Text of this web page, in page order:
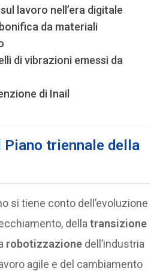
lavoro nell’era digitale
da materiali
di vibrazioni emessi da
di Inail
triennale della
si tiene conto dell’evoluzione
dellatransizione
robotizzazione dell’industria
agile e del cambiamento